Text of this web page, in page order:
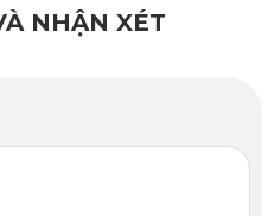
NHẬN XÉT